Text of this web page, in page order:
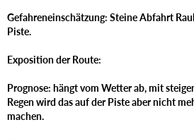
Gefahreneinschätzung: Steine Abfahrt
Piste.
Exposition der Route:
Prognose: hängt vom Wetter ab, mit
Regen wird das auf der Piste aber nicht
machen.